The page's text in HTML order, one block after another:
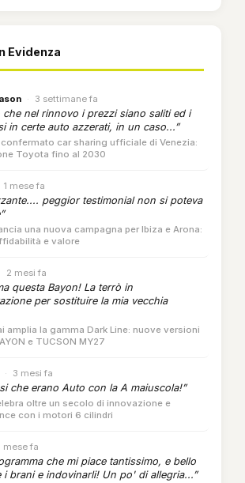
Evidenza
· 3 settimane fa
che nel rinnovo i prezzi siano saliti ed i
in certe auto azzerati, in un caso...”
car sharing ufficiale di Venezia:
Toyota fino al 2030
1 mese fa
peggior testimonial non si poteva
una nuova campagna per Ibiza e Arona:
e valore
2 mesi fa
questa Bayon! La terrò in
per sostituire la mia vecchia
amplia la gamma Dark Line: nuove versioni
e TUCSON MY27
· 3 mesi fa
che erano Auto con la A maiuscola!”
oltre un secolo di innovazione e
con i motori 6 cilindri
mese fa
che mi piace tantissimo, e bello
i brani e indovinarli! Un po' di allegria...”